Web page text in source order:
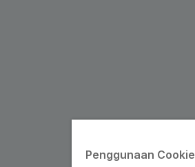
Penggunaan Cookie